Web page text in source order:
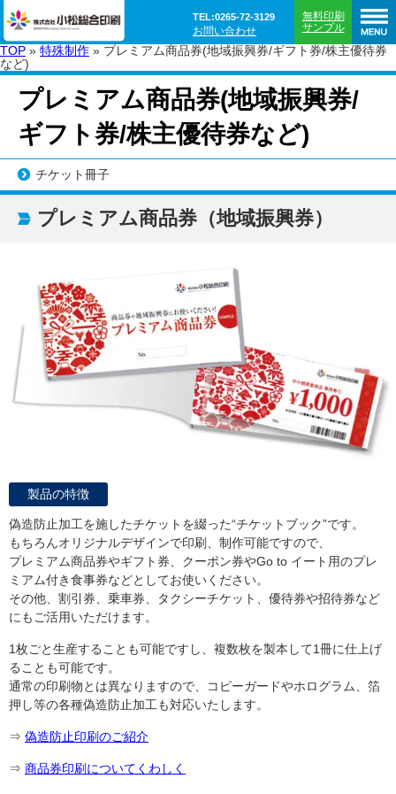
TEL:0265-72-3129
無料印刷
サンプル
お問い合わせ
TOP » 特殊制作 » プレミアム商品券(地域振興券/ギフト券/株主優待券
など)
プレミアム商品券(地域振興券/
ギフト券/株主優待券など)
チケット冊子
プレミアム商品券（地域振興券）
製品の特徴
偽造防止加工を施したチケットを綴った“チケットブック”です。
もちろんオリジナルデザインで印刷、制作可能ですので、
プレミアム商品券やギフト券、クーポン券やGo to イート用のプレ
ミアム付き食事券などとしてお使いください。
その他、割引券、乗車券、タクシーチケット、優待券や招待券など
にもご活用いただけます。
1枚ごと生産することも可能ですし、複数枚を製本して1冊に仕上げ
ることも可能です。
通常の印刷物とは異なりますので、コピーガードやホログラム、箔
押し等の各種偽造防止加工も対応いたします。
⇒ 偽造防止印刷のご紹介
⇒ 商品券印刷についてくわしく